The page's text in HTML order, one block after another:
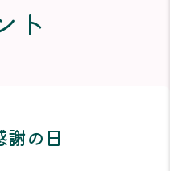
ト
謝の日